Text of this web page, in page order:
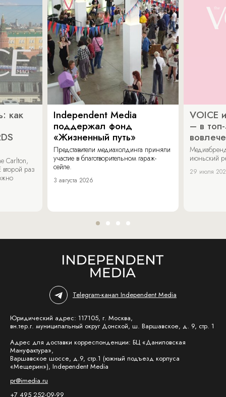
как
Carlton,
раз
Independent Media
поддержал фонд
«Жизненный путь»
Представители медиахолдинга приняли
участие в благотворительном гараж-
сейле.
3 августа 2026
VOICE
– в
июньский
29 июля
Telegram-канал Independent Media
Юридический адрес: 117105, г. Москва,
вн.тер.г. муниципальный округ Донской, ш. Варшавское, д. 9, стр. 1
Адрес для доставки корреспонденции: БЦ «Даниловская
Мануфактура»,
Варшавское шоссе, д.9, стр.1 (южный подъезд корпуса
«Мещерин»), Independent Media
pr@imedia.ru
+7 495 252-09-99